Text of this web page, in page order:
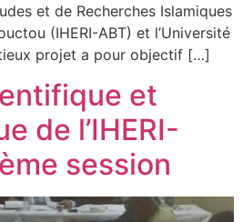
et de Recherches Islamiques
(IHERI-ABT) et l’Université
projet a pour objectif […]
et
de l’IHERI-
session